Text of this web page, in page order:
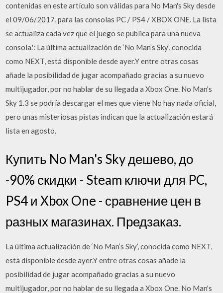
contenidas en este artículo son válidas para No Man's Sky desde
el 09/06/2017, para las consolas PC / PS4 / XBOX ONE. La lista
se actualiza cada vez que el juego se publica para una nueva
consola.': La última actualización de ‘No Man’s Sky’, conocida
como NEXT, está disponible desde ayer.Y entre otras cosas
añade la posibilidad de jugar acompañado gracias a su nuevo
multijugador, por no hablar de su llegada a Xbox One. No Man's
Sky 1.3 se podría descargar el mes que viene No hay nada oficial,
pero unas misteriosas pistas indican que la actualización estará
lista en agosto.
Купить No Man's Sky дешево, до
-90% скидки - Steam ключи для PC,
PS4 и Xbox One - сравнение цен в
разных магазинах. Предзаказ.
La última actualización de ‘No Man’s Sky’, conocida como NEXT,
está disponible desde ayer.Y entre otras cosas añade la
posibilidad de jugar acompañado gracias a su nuevo
multijugador, por no hablar de su llegada a Xbox One. No Man's